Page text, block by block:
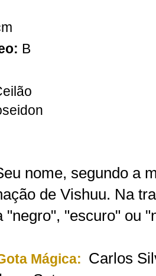
B
nome, segundo a
de Vishuu. Na
"negro", "escuro" ou
Mágica: Carlos